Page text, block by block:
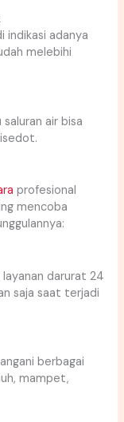
indikasi adanya
melebihi
air bisa
profesional
mencoba
darurat 24
saja saat terjadi
berbagai
mampet,